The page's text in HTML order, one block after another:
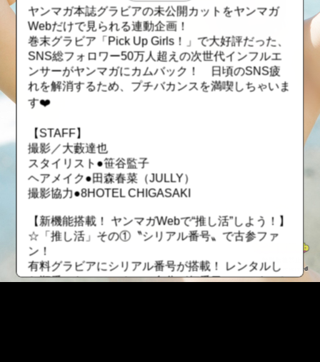
ヤンマガ本誌グラビアの未公開カットをヤンマガ
Webだけで見られる連動企画！
巻末グラビア「Pick Up Girls！」で大好評だった、
SNS総フォロワー50万人超えの次世代インフルエ
ンサーがヤンマガにカムバック！ 日頃のSNS疲
れを解消するため、プチバカンスを満喫しちゃいま
す❤️
【STAFF】
撮影／大藪達也
スタイリスト●笹谷監子
ヘアメイク●田森春菜（JULLY）
撮影協力●8HOTEL CHIGASAKI
【新機能搭載！ ヤンマガWebで“推し活”しよう！】
☆「推し活」その①〝シリアル番号〟で古参ファ
ン！
有料グラビアにシリアル番号が搭載！ レンタルし
た順番になっているので自分が何番目にレンタルし
::fzkqzrz.oi ::fzkqzrz.oi